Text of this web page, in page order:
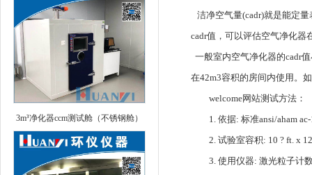
3m³净化器ccm测试舱（不锈钢舱）
洁净空气量(cadr)就是能定
cadr值，可以评估空气净化
一般室内空气净化器的cadr
在42m3容积的房间内使用。
welcome网站测试方法：
1. 依据: 标准ansi/aham ac-
2. 试验室容积: 10 ? ft. x 12
3. 使用仪器: 激光粒子计